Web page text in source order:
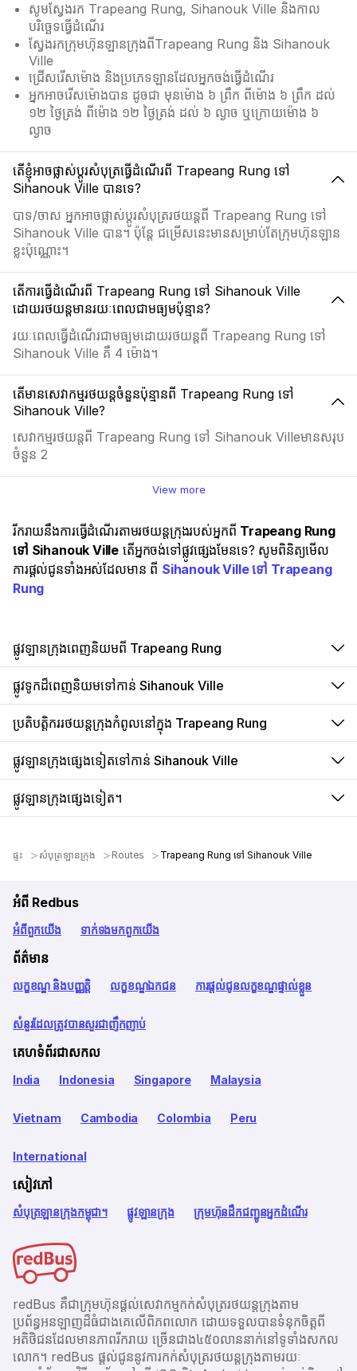
សូមស្វែងរក Trapeang Rung, Sihanouk Ville និងកាល
បរិច្ឆេទធ្វើដំណើរ
ស្វែងរកក្រុមហ៊ុនឡានក្រុងពីTrapeang Rung និង Sihanouk
Ville
ជ្រើសរើសម៉ោង និងប្រភេទឡានដែលអ្នកចង់ធ្វើដំណើរ
អ្នកអាចរើសម៉ោងបាន ដូចជា មុនម៉ោង ៦ ព្រឹក ពីម៉ោង ៦ ព្រឹក ដល់
១២ ថ្ងៃត្រង់ ពីម៉ោង ១២ ថ្ងៃត្រង់ ដល់ ៦ ល្ងាច ឬក្រោយម៉ោង ៦
ល្ងាច
តើខ្ញុំអាចផ្លាស់ប្ដូរសំបុត្រធ្វើដំណើរពី Trapeang Rung ទៅ
Sihanouk Ville បានទេ?
បាទ/ចាស អ្នកអាចផ្លាស់ប្ដូរសំបុត្ររថយន្តពី Trapeang Rung ទៅ
Sihanouk Ville បាន។ ប៉ុន្តែ ជម្រើសនេះមានសម្រាប់តែក្រុមហ៊ុនឡាន
ខ្លះប៉ុណ្ណោះ។
តើការធ្វើដំណើរពី Trapeang Rung ទៅ Sihanouk Ville
ដោយរថយន្តមានរយៈពេលជាមធ្យមប៉ុន្មាន?
រយៈពេលធ្វើដំណើរជាមធ្យមដោយរថយន្តពី Trapeang Rung ទៅ
Sihanouk Ville គឺ 4 ម៉ោង។
តើមានសេវាកម្មរថយន្តចំនួនប៉ុន្មានពី Trapeang Rung ទៅ
Sihanouk Ville?
សេវាកម្មរថយន្តពី Trapeang Rung ទៅ Sihanouk Villeមានសរុប
ចំនួន 2
View more
រីករាយនឹងការធ្វើដំណើរតាមរថយន្តក្រុងរបស់អ្នកពី Trapeang Rung
ទៅ Sihanouk Ville តើអ្នកចង់ទៅផ្លូវផ្សេងមែនទេ? សូមពិនិត្យមើល
ការផ្តល់ជូនទាំងអស់ដែលមាន ពី Sihanouk Ville ទៅ Trapeang
Rung
ផ្លូវឡានក្រុងពេញនិយមពី Trapeang Rung
ផ្លូវទូកដ៏ពេញនិយមទៅកាន់ Sihanouk Ville
ប្រតិបត្តិកររថយន្តក្រុងកំពូលនៅក្នុង Trapeang Rung
ផ្លូវឡានក្រុងផ្សេងទៀតទៅកាន់ Sihanouk Ville
ផ្លូវឡានក្រុងផ្សេងទៀត។
ផ្ទះ សំបុត្រឡានក្រុង Routes Trapeang Rung ទៅ Sihanouk Ville
អំពី Redbus
អំពី​ពួក​យើង ទាក់ទង​មក​ពួក​យើង
ព័ត៌មាន
លក្ខខណ្ឌ និងបញ្ញត្តិ លក្ខខណ្ឌឯកជន ការផ្តល់ជូនលក្ខខណ្ឌផ្ទាល់ខ្លួន
សំនួរដែលត្រូវបានសួរជាញឹកញាប់
គេហទំព័រជាសកល
India Indonesia Singapore Malaysia
Vietnam Cambodia Colombia Peru
International
សៀវភៅ
សំបុត្រឡានក្រុងកម្ពុជា។ ផ្លូវឡានក្រុង ក្រុមហ៊ុនដឹកជញ្ជូនអ្នកដំណើរ
redBus គឺជាក្រុមហ៊ុនផ្តល់សេវាកម្មកក់សំបុត្ររថយន្តក្រុងតាម
ប្រព័ន្ធអនឡាញដ៏ធំជាងគេលើពិភពលោក ដោយទទួលបានទំនុកចិត្តពី
អតិថិជនដែលមានភាពរីករាយ ច្រើនជាង​៤៥០លាននាក់នៅទូទាំងសកល
លោក។ redBus ផ្ដល់ជូននូវការកក់សំបុត្ររថយន្តក្រុងតាមរយៈ